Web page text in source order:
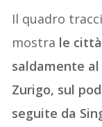
Il quadro
mostra le
saldamente
Zurigo, sul
seguite da